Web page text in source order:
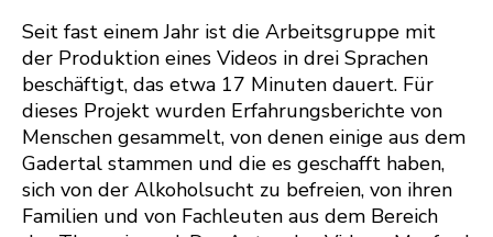
Seit fast einem Jahr ist die Arbeitsgruppe mit
der Produktion eines Videos in drei Sprachen
beschäftigt, das etwa 17 Minuten dauert. Für
dieses Projekt wurden Erfahrungsberichte von
Menschen gesammelt, von denen einige aus dem
Gadertal stammen und die es geschafft haben,
sich von der Alkoholsucht zu befreien, von ihren
Familien und von Fachleuten aus dem Bereich